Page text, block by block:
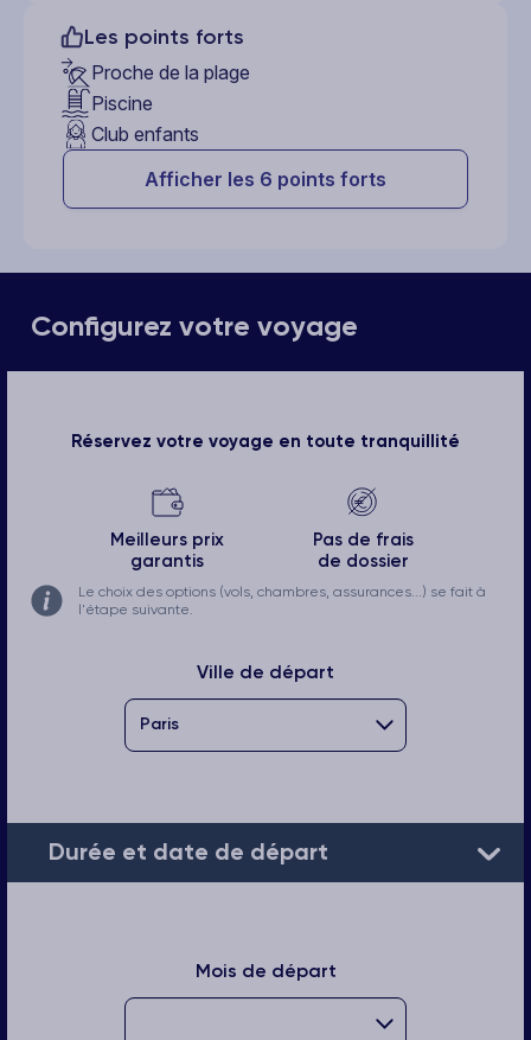
Les points forts
Proche de la plage
Piscine
Club enfants
Afficher les 6 points forts
Configurez votre voyage
Réservez votre voyage en toute tranquillité
Meilleurs prix
garantis
Pas de frais
de dossier
Le choix des options (vols, chambres, assurances...) se fait à
l'étape suivante.
Ville de départ
Durée et date de départ
Mois de départ